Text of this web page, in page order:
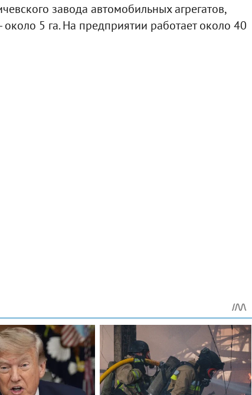
завода автомобильных агрегатов,
5 га. На предприятии работает около 40